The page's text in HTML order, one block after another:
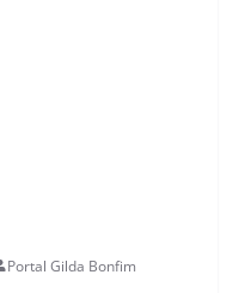
Portal Gilda Bonfim